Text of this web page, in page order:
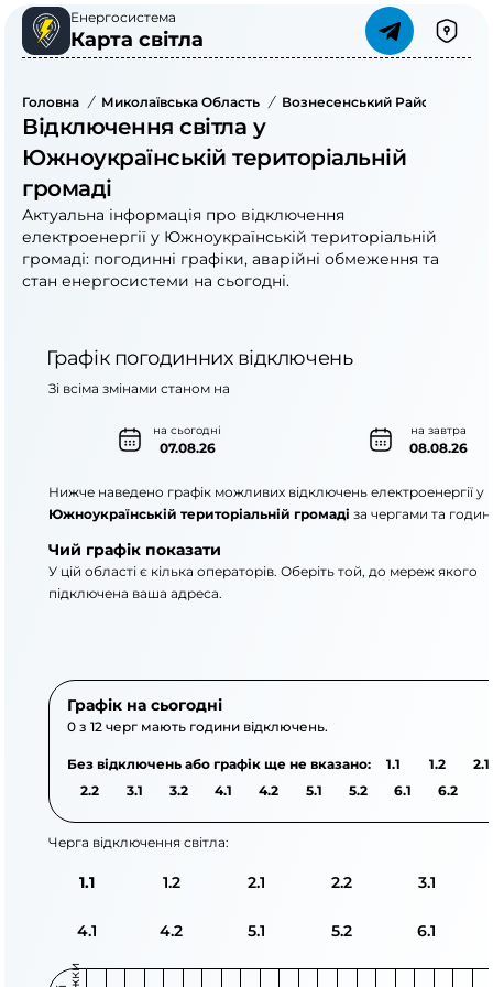
Енергосистема
Карта світла
Головна / Миколаївська Область / Вознесенський Район
Відключення світла у
Южноукраїнській територіальній
громаді
Актуальна інформація про відключення
електроенергії у Южноукраїнській територіальній
громаді: погодинні графіки, аварійні обмеження та
стан енергосистеми на сьогодні.
Графік погодинних відключень
на сьогодні
07.08.26
на завтра
08.08.26
Зі всіма змінами станом на
Нижче наведено графік можливих відключень електроенергії у
Южноукраїнській територіальній громаді за чергами та
Чий графік показати
У цій області є кілька операторів. Оберіть той, до мереж якого
підключена ваша адреса.
Графік на сьогодні
0 з 12 черг мають години відключень.
Без відключень або графік ще не вказано: 1.1 1.2
2.1
2.2
3.1 3.2 4.1 4.2 5.1 5.2 6.1 6.2
Черга відключення світла:
1.1 1.2 2.1 2.2 3.1
4.1 4.2 5.1 5.2 6.1